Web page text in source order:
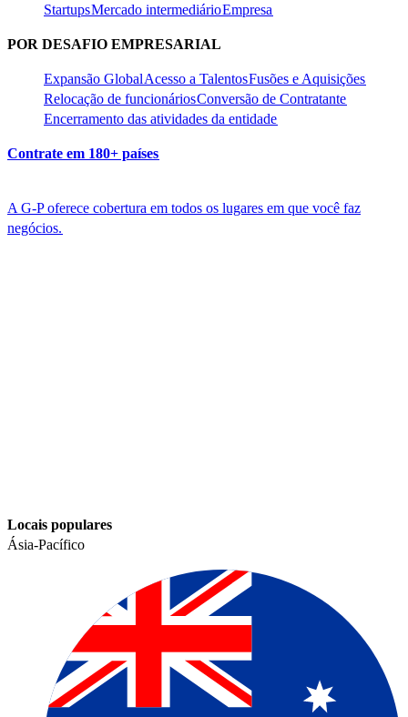
Startups​​Mercado intermediário​​Empresa​​
POR DESAFIO EMPRESARIAL​​
Expansão Global​​Acesso a Talentos​​Fusões e Aquisições​​
Relocação de funcionários​​Conversão de Contratante​​
Encerramento das atividades da entidade​​
Contrate em 180+ países​​
A G-P oferece cobertura em todos os lugares em que você faz
negócios.​​
Locais populares​​
Ásia-Pacífico​​